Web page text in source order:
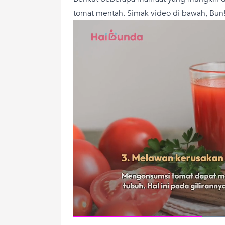
tomat mentah. Simak video di bawah, Bun!